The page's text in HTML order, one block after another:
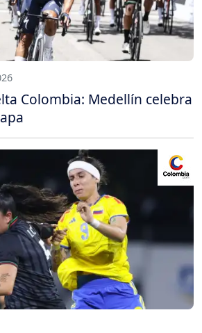
Colombia: Medellín celebra